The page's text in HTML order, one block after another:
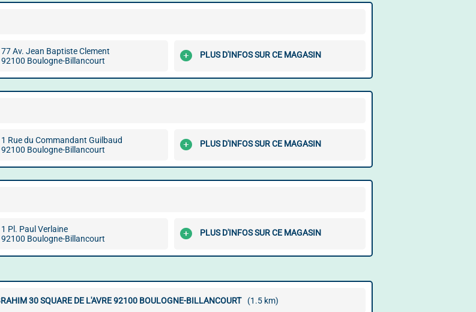
77 Av. Jean Baptiste Clement
92100 Boulogne-Billancourt
PLUS D'INFOS SUR CE MAGASIN
1 Rue du Commandant Guilbaud
92100 Boulogne-Billancourt
PLUS D'INFOS SUR CE MAGASIN
1 Pl. Paul Verlaine
92100 Boulogne-Billancourt
PLUS D'INFOS SUR CE MAGASIN
30 SQUARE DE L'AVRE 92100 BOULOGNE-BILLANCOURT (1.5 km)